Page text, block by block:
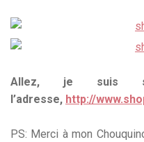
Allez, je suis
l’adresse, http://
PS: Merci à mon